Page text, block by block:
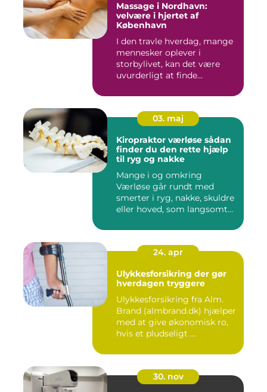
Massage i Nordhavn:
velvære i hjertet af
København
I den travle hverdag, mange
mennesker oplever i
storbylivet, kan det være
uvurderligt at finde...
03. maj
Kiropraktor værløse sådan
finder du den rette hjælp
til ryg og nakke
Mange i og omkring
Værløse går rundt med
smerter i ryg, nakke, skuldre
eller hoved, som langsomt
24. apr
Ulykkesforsikring der gør
hverdagen tryggere
Ulykkesforsikring fra Alm.
Brand (almbrand.dk) hjælper
med at give økonomisk ro,
hvis et pludseligt ...
30. nov